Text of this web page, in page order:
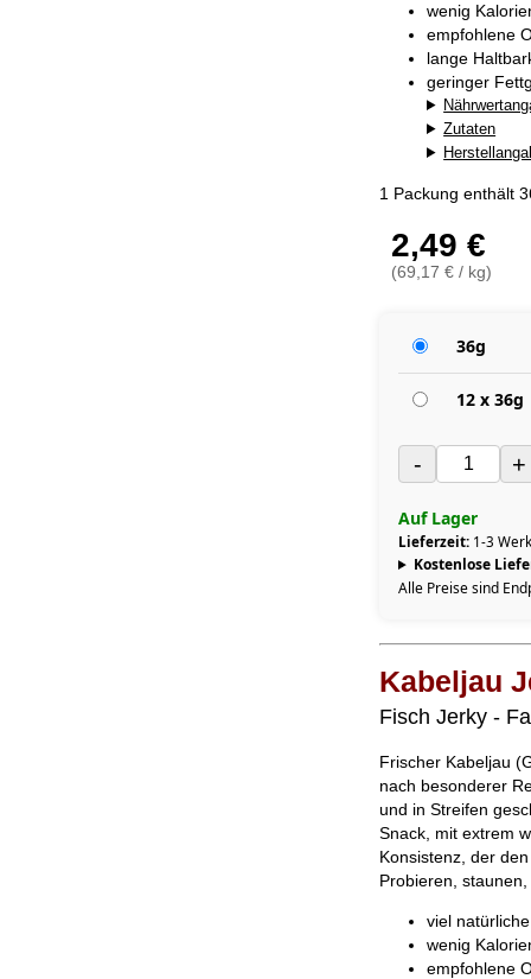
wenig
empfohlene
lange
geringer
Zutaten
1 Packung enthält
2,49 €
(69,17 € / kg)
36g
12 x 36g
- +
Auf Lager
Lieferzeit: 1-3
Kostenlose
Alle Preise sind
Kabeljau
Fisch Jerky -
Frischer Kabeljau
nach besonderer
und in Streifen
Snack, mit extrem
Konsistenz, der
Probieren,
viel
wenig
empfohlene